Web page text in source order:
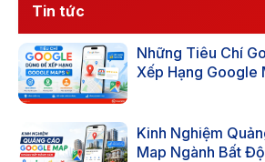
Tin tức
Những Tiêu Chí
Xếp Hạng Google
Kinh Nghiệm
Map Ngành Bất